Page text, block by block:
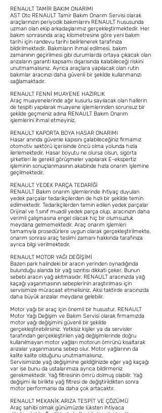
RENAULT TAMİR BAKIM ONARIMI
AST Oto RENAULT Tamir Bakım Onarım Servisi olarak
araçlarınızın periyodik bakımlarını RENAULT hususunda
uzman olan ekip arkadaşlarımız gerçekleştirmektedir. Her
bakım sonrasında araç kilometresine göre yeni bakım
tarihi için randevu tarihi belirlenerek tarafınıza
bildirilmektedir. Bakımların ihmal edilmesi, bakım
zamanının geçirilmesi gibi durumlarda ortaya çıkacak olan
arızaların garanti kapsamı dışarısında kalabileceği riskini
unutmamalısınız. Ayrıca araçlara yapılacak olan rutin
bakımlar aracınızı daha güvenli bir şekilde kullanmanızı
sağlamaktadır.
RENAULT FENNİ MUAYENE HAZIRLIK
Araç muayenelerinde ağır kusurlu sayılacak olan hallerin
de tespiti yapılarak muayene işlemlerinden sorunsuz bir
şekilde geçmeniz adına RENAULT Bakım Onarım
işlemlerini ihmal etmeyiniz.
RENAULT KAPORTA BOYA HASAR ONARIMI
Hasar anında güvenle kapısını çalabileceğiniz firmamız
otomotiv sektörü içerisinde öncü olma yolunda hızla
ilerlemektedir. Hasar boyutu ne olursa olsun, sigorta
şirketleri ile gerekli görüşmeler yapılarak E-ekspertiz
işleminin sonuçlanmasının akabinde hızla onarım işlemine
geçilmektedir.
RENAULT YEDEK PARÇA TEDARİĞİ
RENAULT Bakım onarım işlemlerinde ihtiyaç duyulan
yedek parçalar tedarikçilerden de hızlı bir şekilde temin
edilmektedir. Tedarikçilerden temin edilen yedek parçalar
Orijinal ve 1.sınıf muadil yedek parça olup, aracınızın daha
verimli çalışmasına engel olacak hiç bir olumsuzluk
meydana gelmemektedir. Araç onarım işlemleri
tamamıyla prosedürlere uygun olarak gerçekleştirilmekte,
onarım sonrası araç teslimi zamanı hakkında tarafınıza
ayrıca bilgi verilmektedir.
RENAULT MOTOR YAĞI DEĞİŞİMİ
Bazen park halindeki bir aracın yerinden oynadığında
bulunduğu alanda bir yağ sızıntısı dikkati çeker. Bunun
sebebi aracın yağ akıtmasıdır. RENAULT aracınızda yağ
kaçağı yaşanmasının sebeplerinin araştırılması için
servisimize müracaat etmelisiniz. Aksi taktirde aracınızda
daha büyük arızalar meydana gelebilir.
Motor yağı bir araç için önemli bir husustur. RENAULT
Motor Yağı Değişim ve Bakım Servisi olarak firmamızda
motor yağı değişimini güvenli bir şekilde
gerçekleştirebilirsiniz. Yetkisiz kişiler ya da servisler
tarafından gerçekleştirilen yağ değişimlerinde doğru
kullanılmayan motor yağları motorun ömrünü kısaltarak
arızalar yaşanmasına sebep olur. Motor yağlarının da
kalite kalite olduğunu unutmamalısınız.
Servisimizde yağ değişimine geldiğinizde eğer yağ kaçağı
var ise bunu da ustalarımıza ayrıca bildirmeniz
gerekmektedir. Yağ filtresinin ömrü dolmuş olabilir. Yağ
değişimi ile birlikte yağ filtresi de değiştirildikten sonra
motor performansı da daha çok artacaktır.
RENAULT MEKANİK ARIZA TESPİT VE ÇÖZÜMÜ
Araç sahibi olmak günümüzde lüksten ihtiyaca